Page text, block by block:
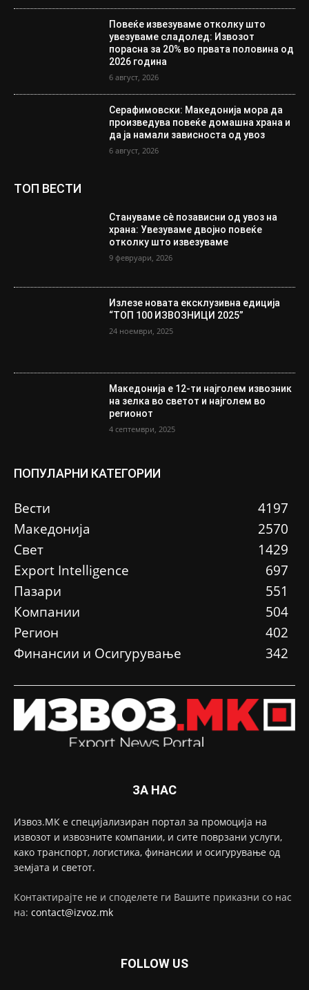
Повеќе извезуваме отколку што
увезуваме сладолед: Извозот
порасна за 20% во првата половина од
2026 година
6 август, 2026
Серафимовски: Македонија мора да
произведува повеќе домашна храна и
да ја намали зависноста од увоз
6 август, 2026
ТОП ВЕСТИ
Стануваме сè позависни од увоз на
храна: Увезуваме двојно повеќе
отколку што извезуваме
9 февруари, 2026
Излезе новата ексклузивна едиција
“ТОП 100 ИЗВОЗНИЦИ 2025”
24 ноември, 2025
Македонија е 12-ти најголем извозник
на зелка во светот и најголем во
регионот
4 септември, 2025
ПОПУЛАРНИ КАТЕГОРИИ
Вести
4197
Македонија
2570
Свет
1429
Еxport Intelligence
697
Пазари
551
Компании
504
Регион
402
Финансии и Осигурување
342
ЗА НАС
Извоз.МК е специјализиран портал за промоција на
извозот и извозните компании, и сите поврзани услуги,
како транспорт, логистика, финансии и осигурување од
земјата и светот.
Контактирајте не и споделете ги Вашите приказни со нас
на: contact@izvoz.mk
FOLLOW US